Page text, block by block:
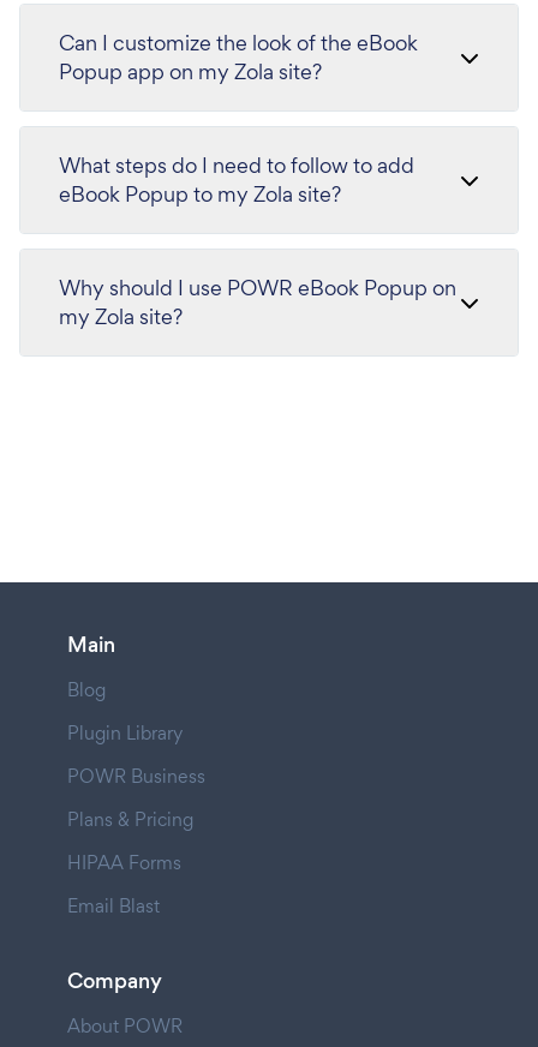
Can I customize the look of the eBook
Popup app on my Zola site?
What steps do I need to follow to add
eBook Popup to my Zola site?
Why should I use POWR eBook Popup on
my Zola site?
Main
Blog
Plugin Library
POWR Business
Plans & Pricing
HIPAA Forms
Email Blast
Company
About POWR